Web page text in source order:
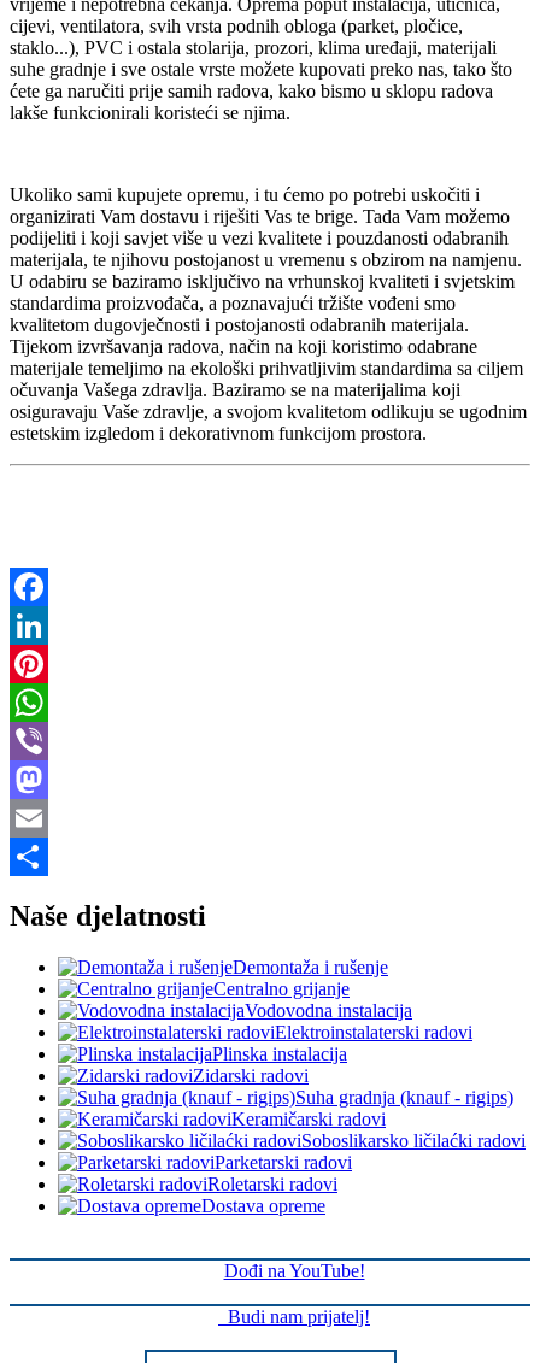
vrijeme i nepotrebna čekanja. Oprema poput instalacija, utičnica,
cijevi, ventilatora, svih vrsta podnih obloga (parket, pločice,
staklo...), PVC i ostala stolarija, prozori, klima uređaji, materijali
suhe gradnje i sve ostale vrste možete kupovati preko nas, tako što
ćete ga naručiti prije samih radova, kako bismo u sklopu radova
lakše funkcionirali koristeći se njima.
Ukoliko sami kupujete opremu, i tu ćemo po potrebi uskočiti i
organizirati Vam dostavu i riješiti Vas te brige. Tada Vam možemo
podijeliti i koji savjet više u vezi kvalitete i pouzdanosti odabranih
materijala, te njihovu postojanost u vremenu s obzirom na namjenu.
U odabiru se baziramo isključivo na vrhunskoj kvaliteti i svjetskim
standardima proizvođača, a poznavajući tržište vođeni smo
kvalitetom dugovječnosti i postojanosti odabranih materijala.
Tijekom izvršavanja radova, način na koji koristimo odabrane
materijale temeljimo na ekološki prihvatljivim standardima sa ciljem
očuvanja Vašega zdravlja. Baziramo se na materijalima koji
osiguravaju Vaše zdravlje, a svojom kvalitetom odlikuju se ugodnim
estetskim izgledom i dekorativnom funkcijom prostora.
Facebook
LinkedIn
Pinterest
WhatsApp
Viber
Mastodon
Email
Naše djelatnosti
Demontaža i rušenje
Centralno grijanje
Vodovodna instalacija
Elektroinstalaterski radovi
Plinska instalacija
Zidarski radovi
Suha gradnja (knauf - rigips)
Keramičarski radovi
Soboslikarsko ličilaćki radovi
Parketarski radovi
Roletarski radovi
Dostava opreme
Dođi na YouTube!
Budi nam prijatelj!